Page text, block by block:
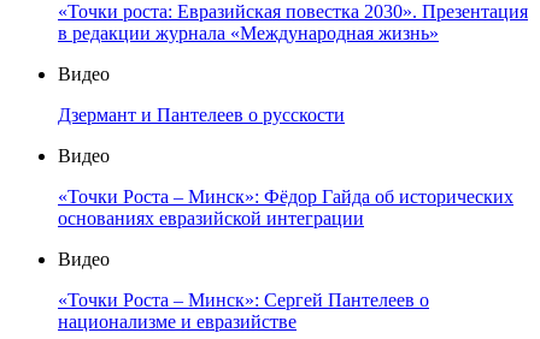
«Точки роста: Евразийская повестка 2030». Презентация
в редакции журнала «Международная жизнь»
Видео
Дзермант и Пантелеев о русскости
Видео
«Точки Роста – Минск»: Фёдор Гайда об исторических
основаниях евразийской интеграции
Видео
«Точки Роста – Минск»: Сергей Пантелеев о
национализме и евразийстве